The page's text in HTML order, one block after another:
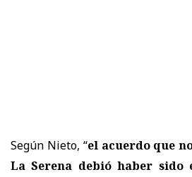
Según Nieto, “el acuerdo que
La Serena debió haber